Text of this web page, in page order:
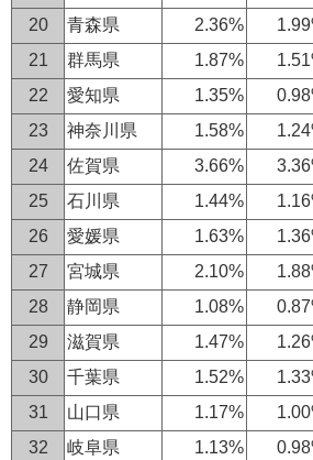
20
青森県 2.36%
21
群馬県 1.87%
22
愛知県 1.35%
23
神奈川県 1.58%
24
佐賀県 3.66%
25
石川県 1.44%
26
愛媛県 1.63%
27
宮城県 2.10%
28
静岡県 1.08%
29
滋賀県 1.47%
30
千葉県 1.52%
31
山口県 1.17%
32
岐阜県 1.13%